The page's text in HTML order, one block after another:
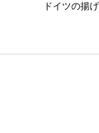
ドイツの揚